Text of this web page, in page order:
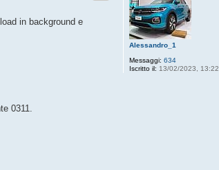
Alessandro_1
Messaggi: 634
Iscritto il: 13/02/2023, 13:22
in background e
0311.